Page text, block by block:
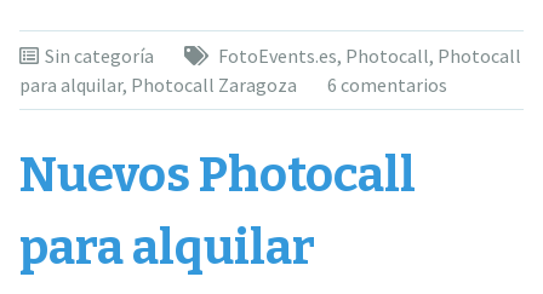
Sin categoría FotoEvents.es, Photocall, Photocall
para alquilar, Photocall Zaragoza 6 comentarios
Nuevos Photocall
para alquilar